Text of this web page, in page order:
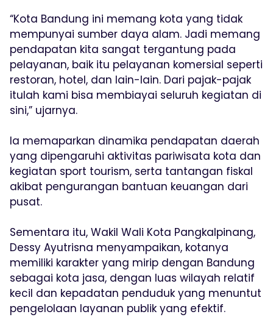
“Kota Bandung ini memang kota yang tidak
mempunyai sumber daya alam. Jadi memang
pendapatan kita sangat tergantung pada
pelayanan, baik itu pelayanan komersial seperti
restoran, hotel, dan lain-lain. Dari pajak-pajak
itulah kami bisa membiayai seluruh kegiatan di
sini,” ujarnya.
Ia memaparkan dinamika pendapatan daerah
yang dipengaruhi aktivitas pariwisata kota dan
kegiatan sport tourism, serta tantangan fiskal
akibat pengurangan bantuan keuangan dari
pusat.
Sementara itu, Wakil Wali Kota Pangkalpinang,
Dessy Ayutrisna menyampaikan, kotanya
memiliki karakter yang mirip dengan Bandung
sebagai kota jasa, dengan luas wilayah relatif
kecil dan kepadatan penduduk yang menuntut
pengelolaan layanan publik yang efektif.